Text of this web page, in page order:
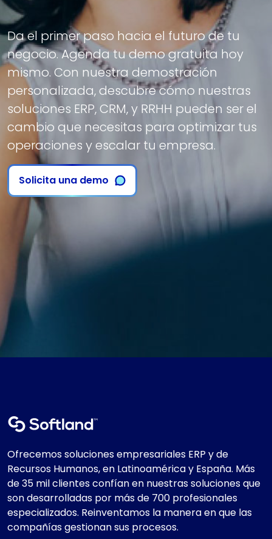
Da el primer paso hacia el futuro de tu
negocio. Agenda tu demo gratuita hoy
mismo. Con nuestra demostración
personalizada, descubre cómo nuestras
soluciones ERP, CRM, y RRHH pueden ser el
cambio que necesitas para optimizar tus
operaciones y escalar tu empresa.
Solicita una demo
Ofrecemos soluciones empresariales ERP y de
Recursos Humanos, en Latinoamérica y España. Más
de 35 mil clientes confían en nuestras soluciones que
son desarrolladas por más de 700 profesionales
especializados. Reinventamos la manera en que las
compañías gestionan sus procesos.